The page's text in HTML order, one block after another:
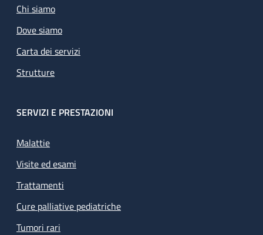
Chi siamo
Dove siamo
Carta dei servizi
Strutture
SERVIZI E PRESTAZIONI
Malattie
Visite ed esami
Trattamenti
Cure palliative pediatriche
Tumori rari